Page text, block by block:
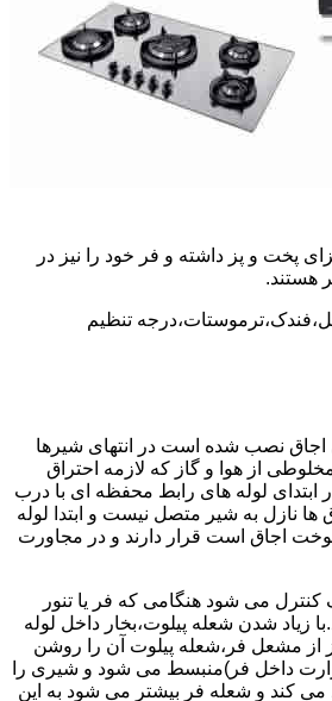
پخت و پز داشته و فر خود را نیز در
هستند.
تنظیم
اجاق نصب شده است در انتهای شیرها
از هوا و گاز که لازمه احتراق
ابتدای لوله های رابط محفظه ای با درب
نازل به شیر متصل نیست و ابتدا لوله
اجاق است قرار دارند و در مجاورت
می شود هنگامی که فر یا تنور
شدن شعله پیلوت،بخار داخل لوله
از مشعل فر،شعله پیلوت آن را روشن
داخل فر)منبسط می شود و شیری را
می کند و شعله فر بیشتر می شود به این